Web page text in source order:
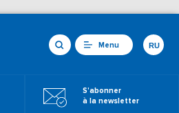
Menu
S'abonner
à la newsletter
RU